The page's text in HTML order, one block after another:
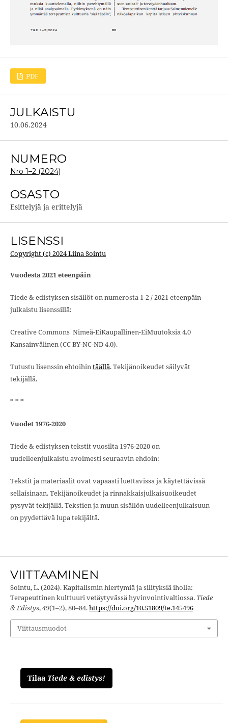
PDF
JULKAISTU
10.06.2024
NUMERO
Nro 1–2 (2024)
OSASTO
Esittelyjä ja erittelyjä
LISENSSI
Copyright (c) 2024 Liina Sointu
Vuodesta 2021 eteenpäin
Tiede & edistyksen sisällöt on numerosta 1-2 / 2021 eteenpäin
julkaistu lisenssillä:
Creative Commons Nimeä-EiKaupallinen-EiMuutoksia 4.0
Kansainvälinen (CC BY-NC-ND 4.0).
Tutustu lisenssin ehtoihintäällä. Tekijänoikeudet säilyvät
tekijällä.
* * *
Vuodet 1976-2020
Tiede & edistyksen tekstit vuosilta 1976-2020 on
uudelleenjulkaistu avoimesti seuraavin ehdoin:
Tekstit ja materiaalit ovat vapaasti luettavissa ja käytettävissä
sellaisinaan. Tekijänoikeudet ja rinnakkaisjulkaisuoikeudet
pysyvät tekijällä. Tekstien ja muun sisällön uudelleenjulkaisuun
on pyydettävä lupa tekijältä.
VIITTAAMINEN
Sointu, L. (2024). Kapitalismin hiertymiä ja silityksiä iholla:
Terapeuttinen kulttuuri vetäytyvässä hyvinvointivaltiossa. Tiede
& Edistys,49(1–2), 80–84.https://doi.org/10.51809/te.145496
Viittausmuodot
Tilaa Tiede & edistys!